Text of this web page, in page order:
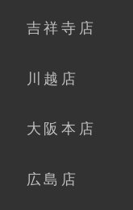
吉祥寺店
川越店
大阪本店
広島店